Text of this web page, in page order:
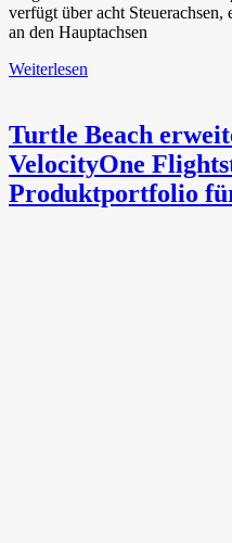
verfügt über acht
an den Hauptachsen
Weiterlesen
Turtle Beach
VelocityOne
Produktportfolio